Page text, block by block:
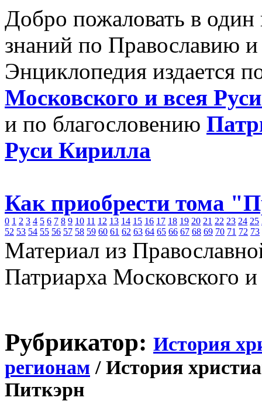
Добро пожаловать в
знаний по Православию
Энциклопедия издается
Московского и всея
и по благословению
Руси Кирилла
Как приобрести тома
0 1 2 3 4 5 6 7 8 9 10 11 12 13 14 15 16 17 18 19 20 21 22 23 24 25
52 53 54 55 56 57 58 59 60 61 62 63 64 65 66 67 68 69 70 71 72 73
Материал из
Патриарха Московского
Рубрикатор: История
регионам / История
Питкэрн